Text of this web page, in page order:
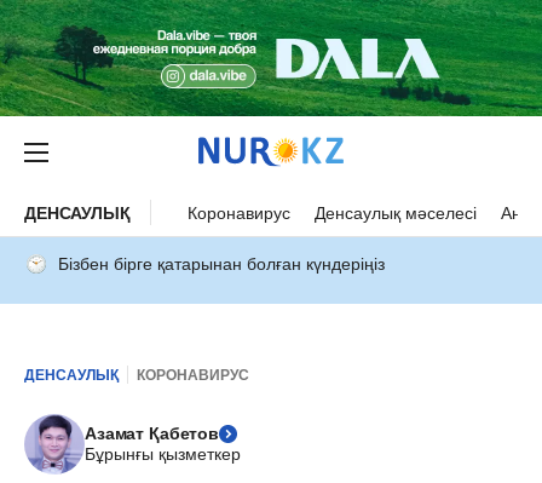
ДЕНСАУЛЫҚ Коронавирус Денсаулық мәселесі Ана
Бізбен бірге қатарынан болған күндеріңіз
ДЕНСАУЛЫҚ КОРОНАВИРУС
Азамат Қабетов
Бұрынғы қызметкер